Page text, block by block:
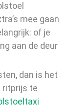
mee gaan
of je
aan de deur
dan is het
ritprijs te